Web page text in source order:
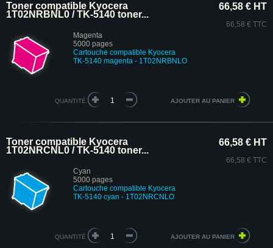
Toner compatible Kyocera
1T02NRBNL0 / TK-5140 toner...
Magenta
5000 pages
Cartouche compatible Kyocera
TK-5140 magenta - 1T02NRBNLO
66,58 € HT
66,58 € TTC
QUANTITÉ
Toner compatible Kyocera
1T02NRCNL0 / TK-5140 toner...
Cyan
5000 pages
Cartouche compatible Kyocera
TK-5140 cyan - 1T02NRCNLO
66,58 € HT
66,58 € TTC
QUANTITÉ